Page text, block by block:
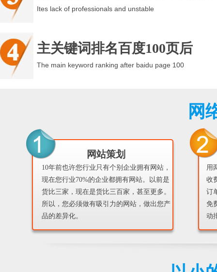
Ites lack of professionals and unstable
主关键词排名百度100页后
The main keyword ranking after baidu page 100
网
网站策划
10年前也许您行业只有个别企业拥有网站，
现在您行业70%的企业都拥有网站。以前是
货比三家，现在是货比三百家，甚至更多。
所以，您必须做有吸引力的网站，做出您产
品的差异化。
用
收
订
免
动